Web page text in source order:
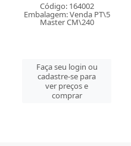
Código: 164002
Embalagem: Venda PT\5
Master CM\240
Faça seu login ou
cadastre-se para
ver preços e
comprar